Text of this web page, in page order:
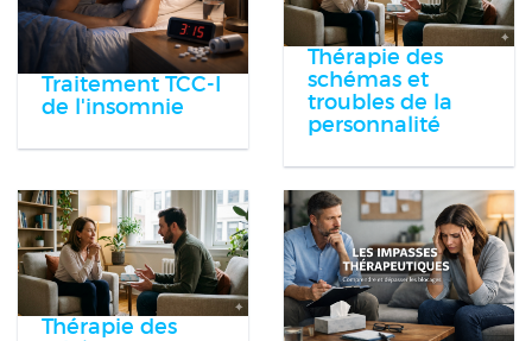
Traitement TCC-I
de l'insomnie
Thérapie des
schémas et
troubles de la
personnalité
Thérapie des